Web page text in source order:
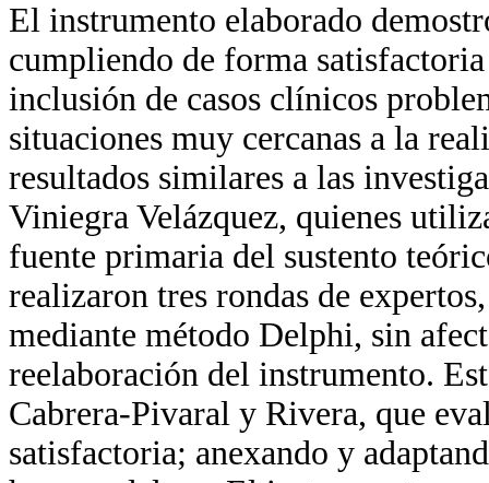
El instrumento elaborado
cumpliendo de forma
inclusión de casos clínicos
situaciones muy cercanas a la
resultados similares a las
Viniegra Velázquez, quienes
fuente primaria del sustento
realizaron tres rondas de
mediante método Delphi, sin
reelaboración del instrumento.
Cabrera-Pivaral y Rivera, que
satisfactoria; anexando y